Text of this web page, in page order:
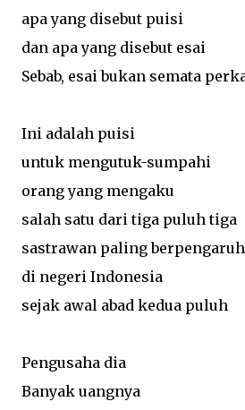
semua menggambarkan Maria
penuh kejayaan. Mudah bagi
berdevosi pada Maria yang
apa yang disebut puisi
dan apa yang disebut esai
Sebab, esai bukan semata
Ini adalah puisi
untuk mengutuk-sumpahi
orang yang mengaku
salah satu dari tiga puluh tiga
sastrawan paling berpengaruh
di negeri Indonesia
sejak awal abad kedua puluh
Pengusaha dia
Banyak uangnya